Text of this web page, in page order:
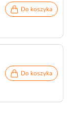
Do koszyka
Do koszyka